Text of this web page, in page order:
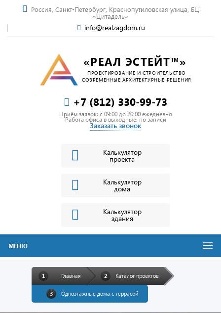
Россия, Санкт-Петербург, Краснопутиловская улица, БЦ
«Цитадель»
info@realzagdom.ru
«РЕАЛ ЭСТЕЙТ™»
ПРОЕКТИРОВАНИЕ И СТРОИТЕЛЬСТВО
СОВРЕМЕННЫЕ АРХИТЕКТУРНЫЕ РЕШЕНИЯ
+7 (812) 330-99-73
Приём заявок: c 09:00 до 20:00 ежедневно
Работа офиса в выходные: по записи
Заказать звонок
Калькулятор
проекта
Калькулятор
дома
Калькулятор
здания
МЕНЮ
Главная Каталог проектов
Одноэтажные дома с террасой